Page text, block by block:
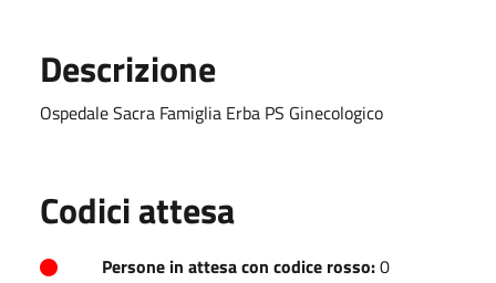
Descrizione
Ospedale Sacra Famiglia Erba PS Ginecologico
Codici attesa
Persone in attesa con codice rosso:0